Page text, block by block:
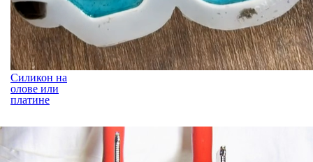
Силикон на
олове или
платине